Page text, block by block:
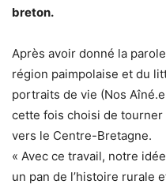
breton.
Après avoir donné la
région paimpolaise et du
portraits de vie (Nos
cette fois choisi de
vers le Centre-Bretagne.
« Avec ce travail, notre
un pan de l’histoire rurale